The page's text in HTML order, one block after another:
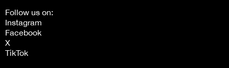
Follow us on:
Instagram
Facebook
X
TikTok